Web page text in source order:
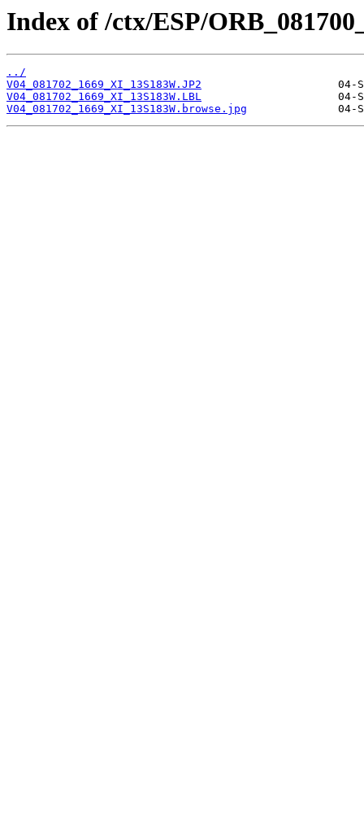
Index of /ctx/ESP/
../
V04_081702_1669_XI_13S183W.JP2
V04_081702_1669_XI_13S183W.LBL
V04_081702_1669_XI_13S183W.browse.jpg